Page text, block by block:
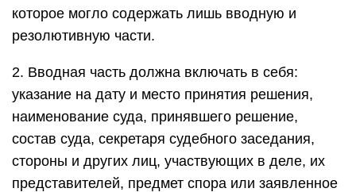
которое могло содержать лишь вводную и
резолютивную части.
2. Вводная часть должна включать в себя:
указание на дату и место принятия решения,
наименование суда, принявшего решение,
состав суда, секретаря судебного заседания,
стороны и других лиц, участвующих в деле, их
представителей, предмет спора или заявленное